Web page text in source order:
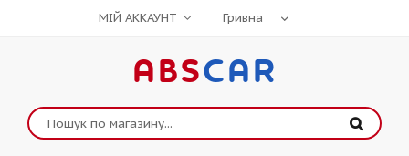
МІЙ АККАУНТ
ABSCAR